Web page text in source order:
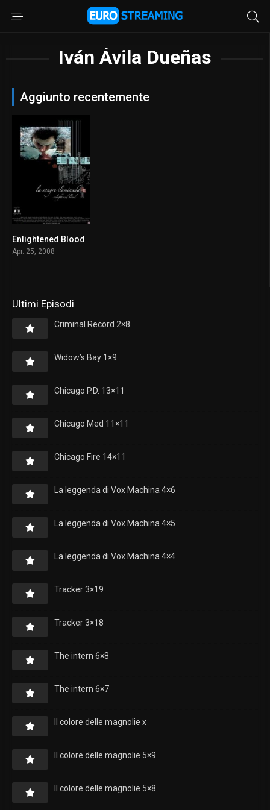
Iván Ávila Dueñas
Aggiunto recentemente
6.7
Enlightened Blood
Apr. 25, 2008
Ultimi Episodi
Criminal Record 2×8
Widow’s Bay 1×9
Chicago P.D. 13×11
Chicago Med 11×11
Chicago Fire 14×11
La leggenda di Vox Machina 4×6
La leggenda di Vox Machina 4×5
La leggenda di Vox Machina 4×4
Tracker 3×19
Tracker 3×18
The intern 6×8
The intern 6×7
Il colore delle magnolie x
Il colore delle magnolie 5×9
Il colore delle magnolie 5×8